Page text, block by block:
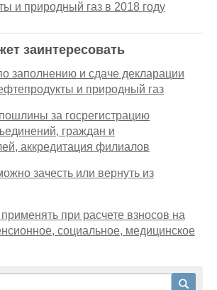
и природный газ в 2018 году
заинтересовать
заполнению и сдаче декларации
и природный газ
за госрегистрацию
граждан и
аккредитация филиалов
зачесть или вернуть из
при расчете взносов на
социальное, медицинское
Search